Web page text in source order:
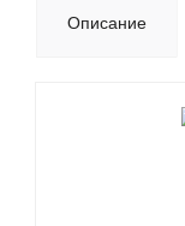
Описание